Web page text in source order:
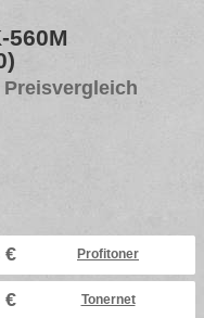
560M
€ Profitoner
€ Tonernet